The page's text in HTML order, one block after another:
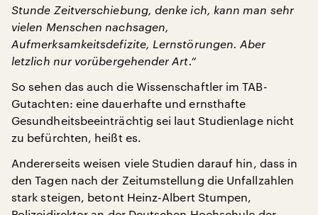
Stunde Zeitverschiebung, denke ich, kann man sehr
vielen Menschen nachsagen,
Aufmerksamkeitsdefizite, Lernstörungen. Aber
letzlich nur vorübergehender Art.“
So sehen das auch die Wissenschaftler im TAB-
Gutachten: eine dauerhafte und ernsthafte
Gesundheitsbeeinträchtig sei laut Studienlage nicht
zu befürchten, heißt es.
Andererseits weisen viele Studien darauf hin, dass in
den Tagen nach der Zeitumstellung die Unfallzahlen
stark steigen, betont Heinz-Albert Stumpen,